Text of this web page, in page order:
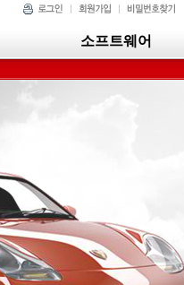
소프트웨어